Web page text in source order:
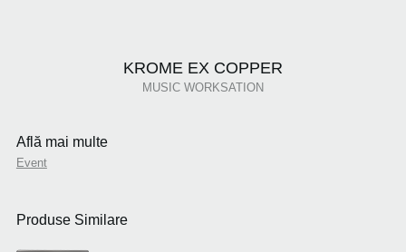
KROME EX COPPER
MUSIC WORKSATION
Află mai multe
Event
Produse Similare